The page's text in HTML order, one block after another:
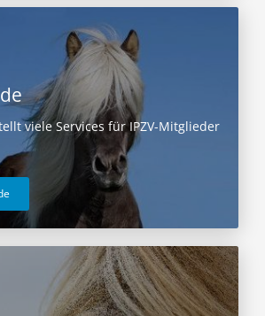
viele Services für IPZV-Mitglieder